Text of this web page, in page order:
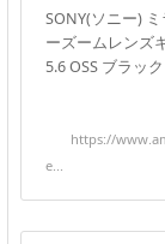
SONY(ソニー)
ーズームレンズ
5.6 OSS ブラッ
https://
e...